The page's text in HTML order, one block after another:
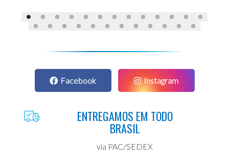
Facebook Instagram
ENTREGAMOS EM TODO
BRASIL
via PAC/SEDEX